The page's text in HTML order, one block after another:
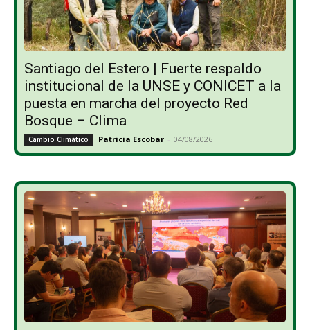
Santiago del Estero | Fuerte respaldo
institucional de la UNSE y CONICET a la
puesta en marcha del proyecto Red
Bosque – Clima
Cambio Climático Patricia Escobar - 04/08/2026